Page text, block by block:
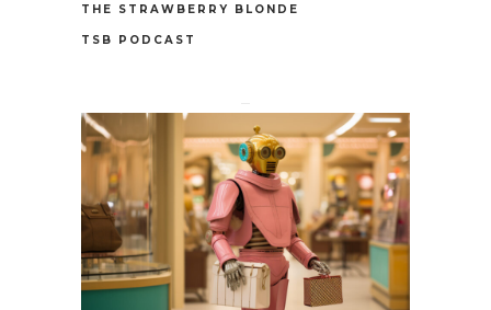
THE STRAWBERRY BLONDE
TSB PODCAST